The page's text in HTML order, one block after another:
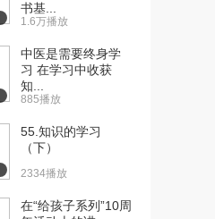
书基...
1.6万播放
中医是需要终身学
习 在学习中收获
知...
885播放
55.知识的学习
（下）
2334播放
在“给孩子系列”10周